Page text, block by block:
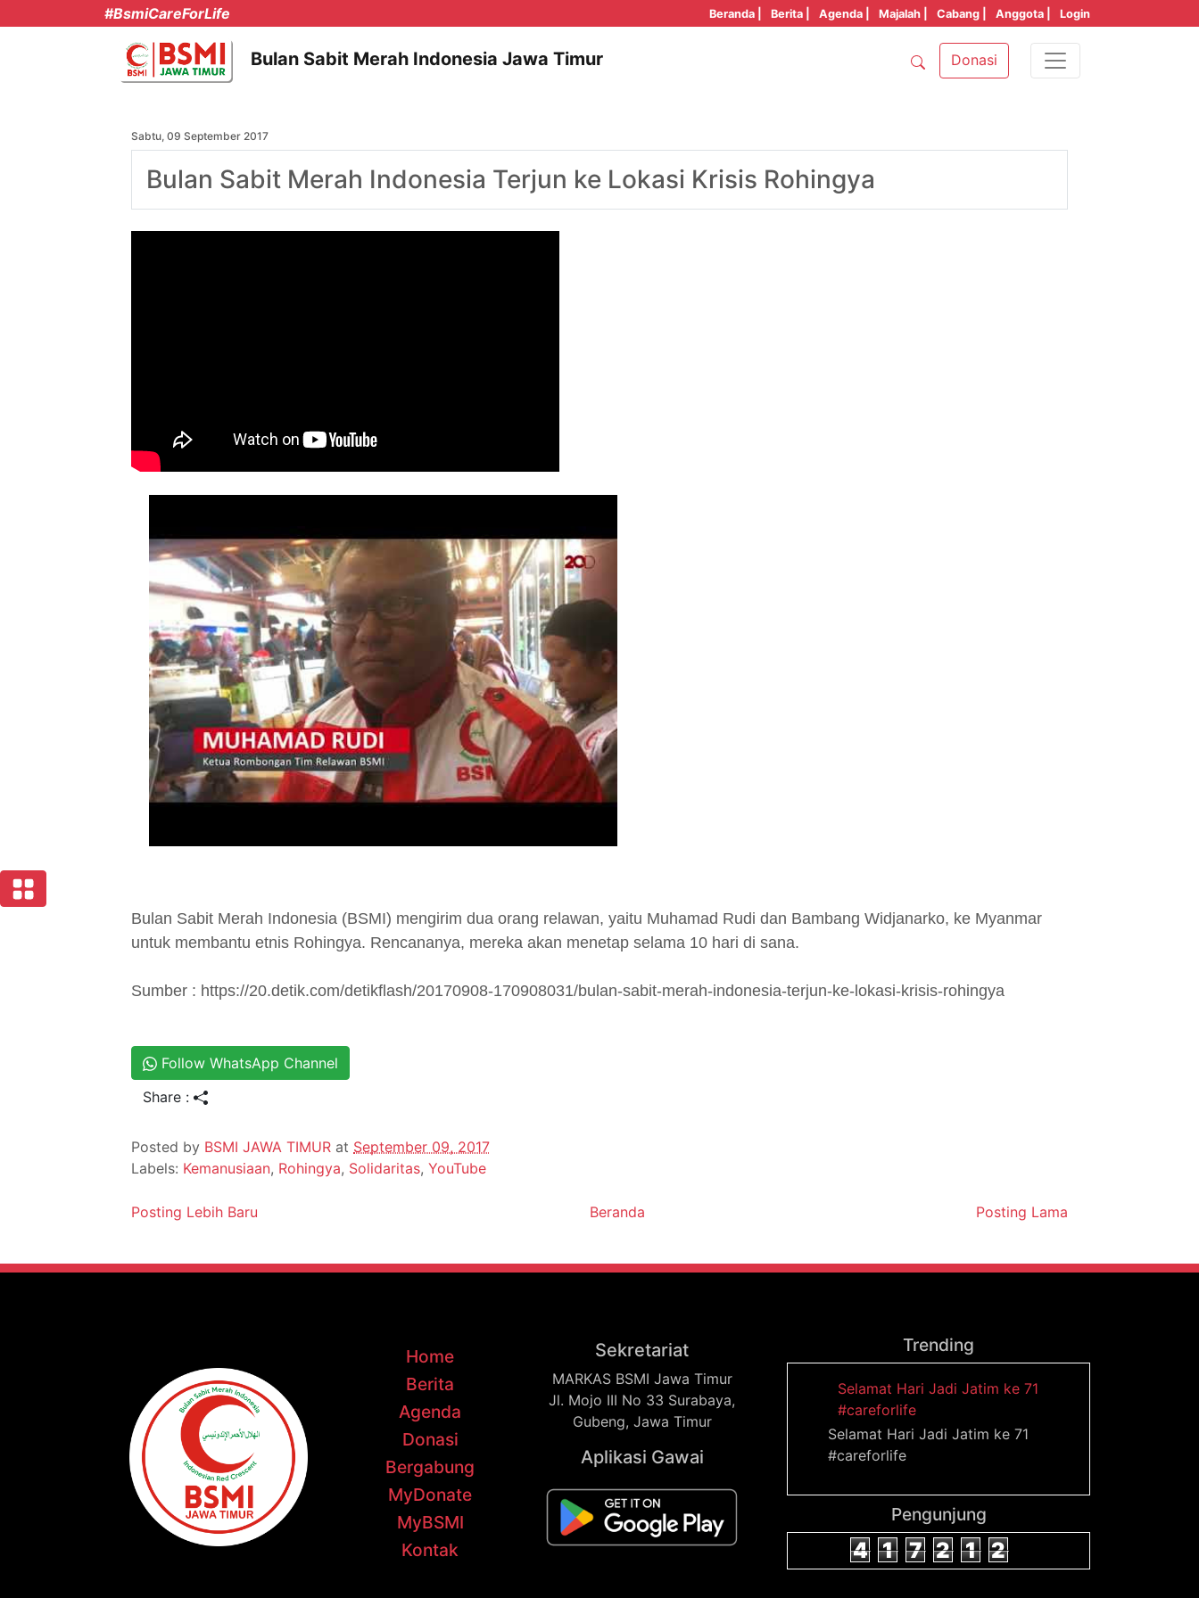
#BsmiCareForLife Beranda | Berita | Agenda | Majalah | Cabang | Anggota | Login
Bulan Sabit Merah Indonesia Jawa Timur Donasi
Sabtu, 09 September 2017
Bulan Sabit Merah Indonesia Terjun ke Lokasi Krisis Rohingya
Bulan Sabit Merah Indonesia (BSMI) mengirim dua orang relawan, yaitu Muhamad Rudi dan Bambang Widjanarko, ke Myanmar
untuk membantu etnis Rohingya. Rencananya, mereka akan menetap selama 10 hari di sana.
Sumber : https://20.detik.com/detikflash/20170908-170908031/bulan-sabit-merah-indonesia-terjun-ke-lokasi-krisis-rohingya
Follow WhatsApp Channel
Share :
Posted by BSMI JAWA TIMUR at September 09, 2017
Labels: Kemanusiaan, Rohingya, Solidaritas, YouTube
Posting Lebih Baru Posting Lama
Beranda
Home
Berita
Agenda
Donasi
Bergabung
MyDonate
MyBSMI
Kontak
Sekretariat
MARKAS BSMI Jawa Timur
Jl. Mojo III No 33 Surabaya,
Gubeng, Jawa Timur
Aplikasi Gawai
Trending
Selamat Hari Jadi Jatim ke 71
#careforlife
Selamat Hari Jadi Jatim ke 71
#careforlife
Pengunjung
4 1 7 2 1 2